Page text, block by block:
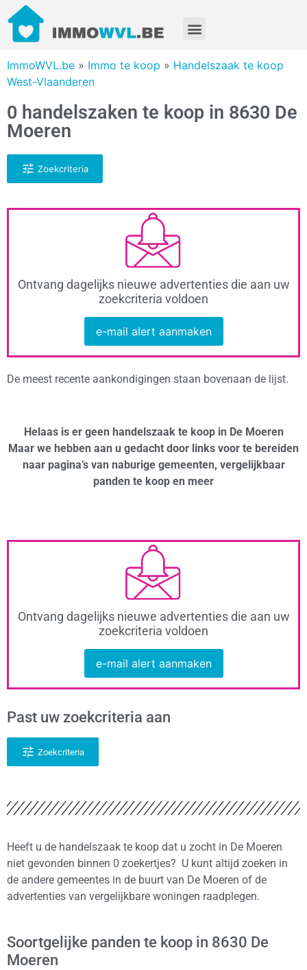
ImmoWVL.be » Immo te koop » Handelszaak te koop
West-Vlaanderen
0 handelszaken te koop in 8630 De
Moeren
Zoekcriteria
Ontvang dagelijks nieuwe advertenties die aan uw
zoekcriteria voldoen
e-mail alert aanmaken
De meest recente aankondigingen staan bovenaan de lijst.
Helaas is er geen handelszaak te koop in De Moeren
Maar we hebben aan u gedacht door links voor te bereiden
naar pagina’s van naburige gemeenten, vergelijkbaar
panden te koop en meer
Ontvang dagelijks nieuwe advertenties die aan uw
zoekcriteria voldoen
e-mail alert aanmaken
Past uw zoekcriteria aan
Zoekcriteria
Heeft u de handelszaak te koop dat u zocht in De Moeren
niet gevonden binnen 0 zoekertjes? U kunt altijd zoeken in
de andere gemeentes in de buurt van De Moeren of de
advertenties van vergelijkbare woningen raadplegen.
Soortgelijke panden te koop in 8630 De
Moeren